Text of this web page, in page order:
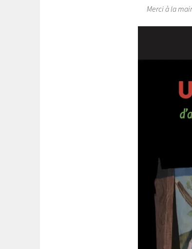
Merci à la